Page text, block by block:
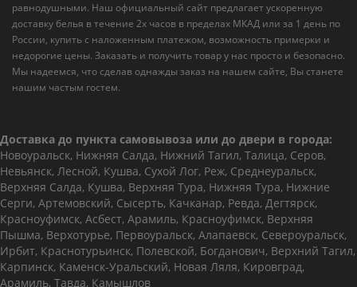
равнодушными. Наш официальный сайт предлагает ускоренную
доставку белья в течение 2х часов в пределах МКАД или за 1 день по
России, купить с наложенным платежом, возможность примерки и
недорогие цены. Заказать и получить товар у нас просто и безопасно.
Мы надеемся, что сделав однажды заказ на нашем сайте, Вы станете
нашим частым гостем.
Доставка до пункта самовывоза или до двери в города:
Новоуральск, Нижняя Салда, Нижний Тагил, Талица, Серов,
Невьянск, Лесной, Кушва, Сухой Лог, Реж, Среднеуральск,
Верхняя Салда, Кушва, Верхняя Тура, Нижняя Тура, Нижние
Серги, Артемовский, Сысерть, Качканар, Ревда, Дегтярск,
Красноуфимск, Асбест, Арамиль, Красноуфимск, Верхняя
Пышма, Верхотурье, Первоуральск, Алапаевск, Североуральск,
Ирбит, Краснотурьинск, Полевской, Богданович, Верхний Тагил,
Карпинск, Каменск-Уральский, Новая Ляля, Кировград,
Арамиль, Тавда, Камышлов